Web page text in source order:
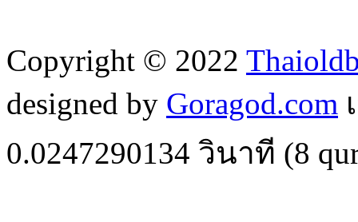
Copyright © 2022
designed by Goragod.com
0.0247290134 วินาที (8